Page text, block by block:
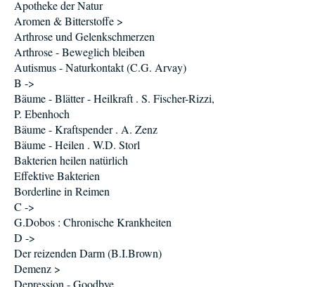
Apotheke der Natur
Aromen & Bitterstoffe >
Arthrose und Gelenkschmerzen
Arthrose - Beweglich bleiben
Autismus - Naturkontakt (C.G. Arvay)
B ->
Bäume - Blätter - Heilkraft . S. Fischer-Rizzi,
P. Ebenhoch
Bäume - Kraftspender . A. Zenz
Bäume - Heilen . W.D. Storl
Bakterien heilen natürlich
Effektive Bakterien
Borderline in Reimen
C ->
G.Dobos : Chronische Krankheiten
D ->
Der reizenden Darm (B.I.Brown)
Demenz >
Depression - Goodbye